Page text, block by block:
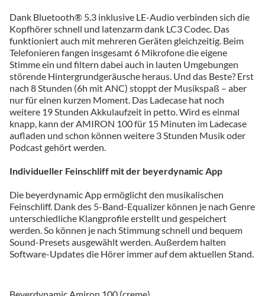
Dank Bluetooth® 5.3 inklusive LE-Audio verbinden sich die
Kopfhörer schnell und latenzarm dank LC3 Codec. Das
funktioniert auch mit mehreren Geräten gleichzeitig. Beim
Telefonieren fangen insgesamt 6 Mikrofone die eigene
Stimme ein und filtern dabei auch in lauten Umgebungen
störende Hintergrundgeräusche heraus. Und das Beste? Erst
nach 8 Stunden (6h mit ANC) stoppt der Musikspaß – aber
nur für einen kurzen Moment. Das Ladecase hat noch
weitere 19 Stunden Akkulaufzeit in petto. Wird es einmal
knapp, kann der AMIRON 100 für 15 Minuten im Ladecase
aufladen und schon können weitere 3 Stunden Musik oder
Podcast gehört werden.
Individueller Feinschliff mit der beyerdynamic App
Die beyerdynamic App ermöglicht den musikalischen
Feinschliff. Dank des 5-Band-Equalizer können je nach Genre
unterschiedliche Klangprofile erstellt und gespeichert
werden. So können je nach Stimmung schnell und bequem
Sound-Presets ausgewählt werden. Außerdem halten
Software-Updates die Hörer immer auf dem aktuellen Stand.